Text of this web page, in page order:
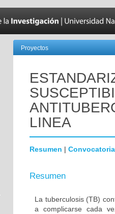
Proyectos
LINEA
Resumen | Convocatoria
Resumen
La tuberculosis (TB)
a complicarse cada